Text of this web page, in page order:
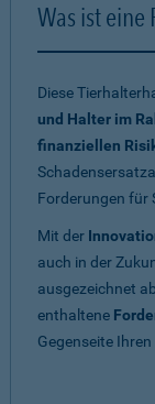
Was ist
Diese
und Halter im
finanziellen
Forderungen für
Mit der
auch in der
ausgezeichnet
enthaltene
Gegenseite